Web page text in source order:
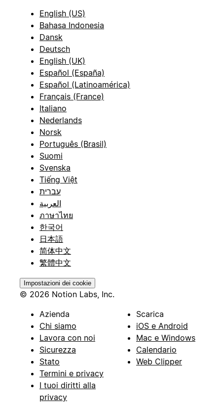
English (US)
Bahasa Indonesia
Dansk
Deutsch
English (UK)
Español (España)
Español (Latinoamérica)
Français (France)
Italiano
Nederlands
Norsk
Português (Brasil)
Suomi
Svenska
Tiếng Việt
עברית
العربية
ภาษาไทย
한국어
日本語
简体中文
繁體中文
Impostazioni dei cookie
© 2026 Notion Labs, Inc.
Azienda
Chi siamo
Lavora con noi
Sicurezza
Stato
Termini e privacy
I tuoi diritti alla
privacy
Scarica
iOS e Android
Mac e Windows
Calendario
Web Clipper